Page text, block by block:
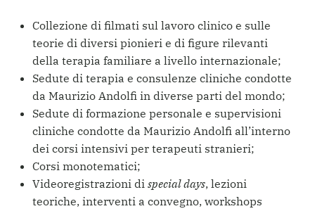
Collezione di filmati sul lavoro clinico e sulle
teorie di diversi pionieri e di figure rilevanti
della terapia familiare a livello internazionale;
Sedute di terapia e consulenze cliniche condotte
da Maurizio Andolfi in diverse parti del mondo;
Sedute di formazione personale e supervisioni
cliniche condotte da Maurizio Andolfi all’interno
dei corsi intensivi per terapeuti stranieri;
Corsi monotematici;
Videoregistrazioni di special days, lezioni
teoriche, interventi a convegno, workshops